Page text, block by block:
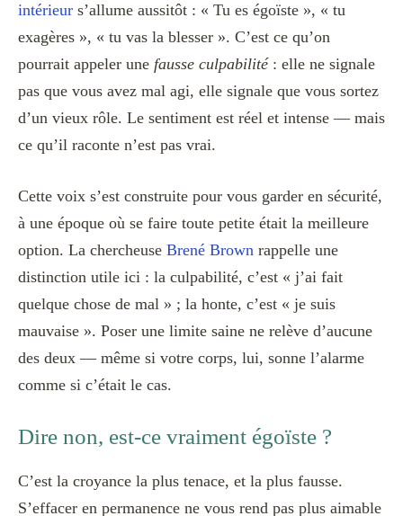
intérieur s’allume aussitôt : « Tu es égoïste », « tu
exagères », « tu vas la blesser ». C’est ce qu’on
pourrait appeler une fausse culpabilité: elle ne signale
pas que vous avez mal agi, elle signale que vous sortez
d’un vieux rôle. Le sentiment est réel et intense — mais
ce qu’il raconte n’est pas vrai.
Cette voix s’est construite pour vous garder en sécurité,
à une époque où se faire toute petite était la meilleure
option. La chercheuse Brené Brown rappelle une
distinction utile ici : la culpabilité, c’est « j’ai fait
quelque chose de mal » ; la honte, c’est « je suis
mauvaise ». Poser une limite saine ne relève d’aucune
des deux — même si votre corps, lui, sonne l’alarme
comme si c’était le cas.
Dire non, est-ce vraiment égoïste ?
C’est la croyance la plus tenace, et la plus fausse.
S’effacer en permanence ne vous rend pas plus aimable